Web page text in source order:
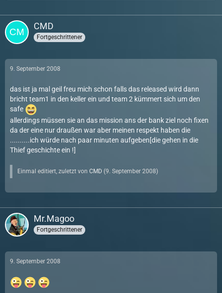
CMD
Fortgeschrittener
9. September 2008
das ist ja mal geil freu mich schon falls das released wird dann
bricht team1 in den keller ein und team 2 kümmert sich um den
safe
allerdings müssen sie an das mission ans der bank ziel noch fixen
da der eine nur draußen war aber meinen respekt haben die
..........ich würde nach paar minuten aufgeben[die gehen in die
Thief geschichte ein !]
Einmal editiert, zuletzt von CMD (9. September 2008)
Mr.Magoo
Fortgeschrittener
9. September 2008